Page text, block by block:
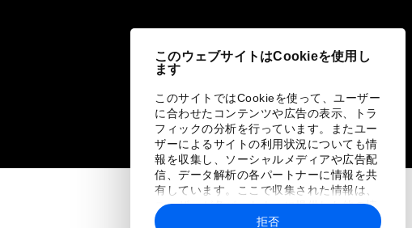
このウェブサイトはCookieを使用し
ます
このサイトではCookieを使って、ユーザー
に合わせたコンテンツや広告の表示、トラ
フィックの分析を行っています。またユー
ザーによるサイトの利用状況についても情
報を収集し、ソーシャルメディアや広告配
信、データ解析の各パートナーに情報を共
有しています。ここで収集された情報は、
ユーザーが各パートナーに提供した他の情
報や各パートナーのサービスを使用した際
拒否